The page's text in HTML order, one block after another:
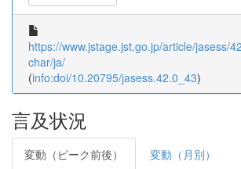
https://www.jstage.jst.go.jp/article/jasess/
char/ja/
(info:doi/10.20795/jasess.42.0_43)
言及状況
変動（ピーク前後） 変動（月別）